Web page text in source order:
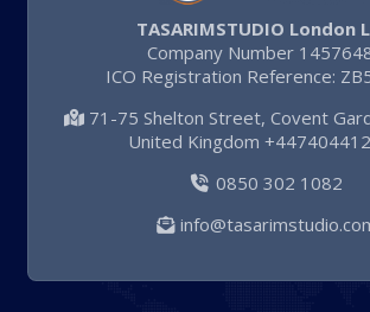
TASARIMSTUDIO London
Company Number
ICO Registration Reference:
71-75 Shelton Street, Covent
United Kingdom
0850 302 1082